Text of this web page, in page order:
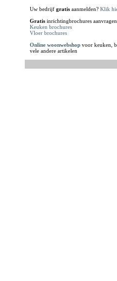
Uw bedrijf gratis aanmelden? Klik
Gratis inrichtingbrochures
Keuken brochures
Vloer brochures
Online woonwebshop voor keuken,
vele andere artikelen